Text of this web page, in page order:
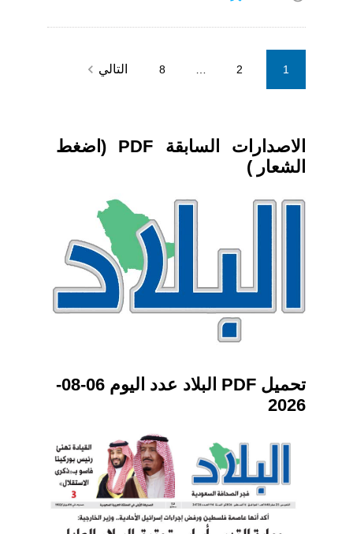
pagination
1
2
8 التالي navigate_next
الاصدارات السابقة PDF (اضغط
الشعار )
تحميل PDF البلاد عدد اليوم 06-08-
2026